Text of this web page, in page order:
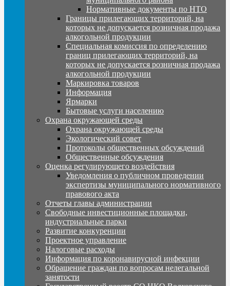
Нормативные документы по НТО
Границы прилегающих территорий, на
которых не допускается розничная продажа
алкогольной продукции
Специальная комиссия по определению
границ прилегающих территорий, на
которых не допускается розничная продажа
алкогольной продукции
Маркировка товаров
Информация
Ярмарки
Бытовые услуги населению
Охрана окружающей среды
Охрана окружающей среды
Экологический совет
Протоколы общественных обсуждений
Общественные обсуждения
Оценка регулирующего воздействия
Уведомления о публичном проведении
экспертизы муниципального нормативного
правового акта
Отчеты главы администрации
Свободные инвестиционные площадки,
индустриальные парки
Развитие конкуренции
Проектное управление
Налоговые расходы
Информация по коронавирусной инфекции
Обращение граждан по вопросам нелегальной
занятости